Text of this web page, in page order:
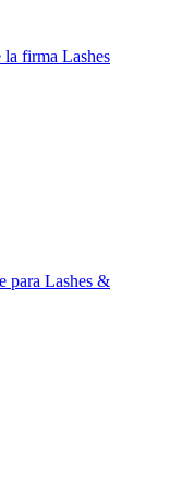
la firma Lashes
para Lashes &